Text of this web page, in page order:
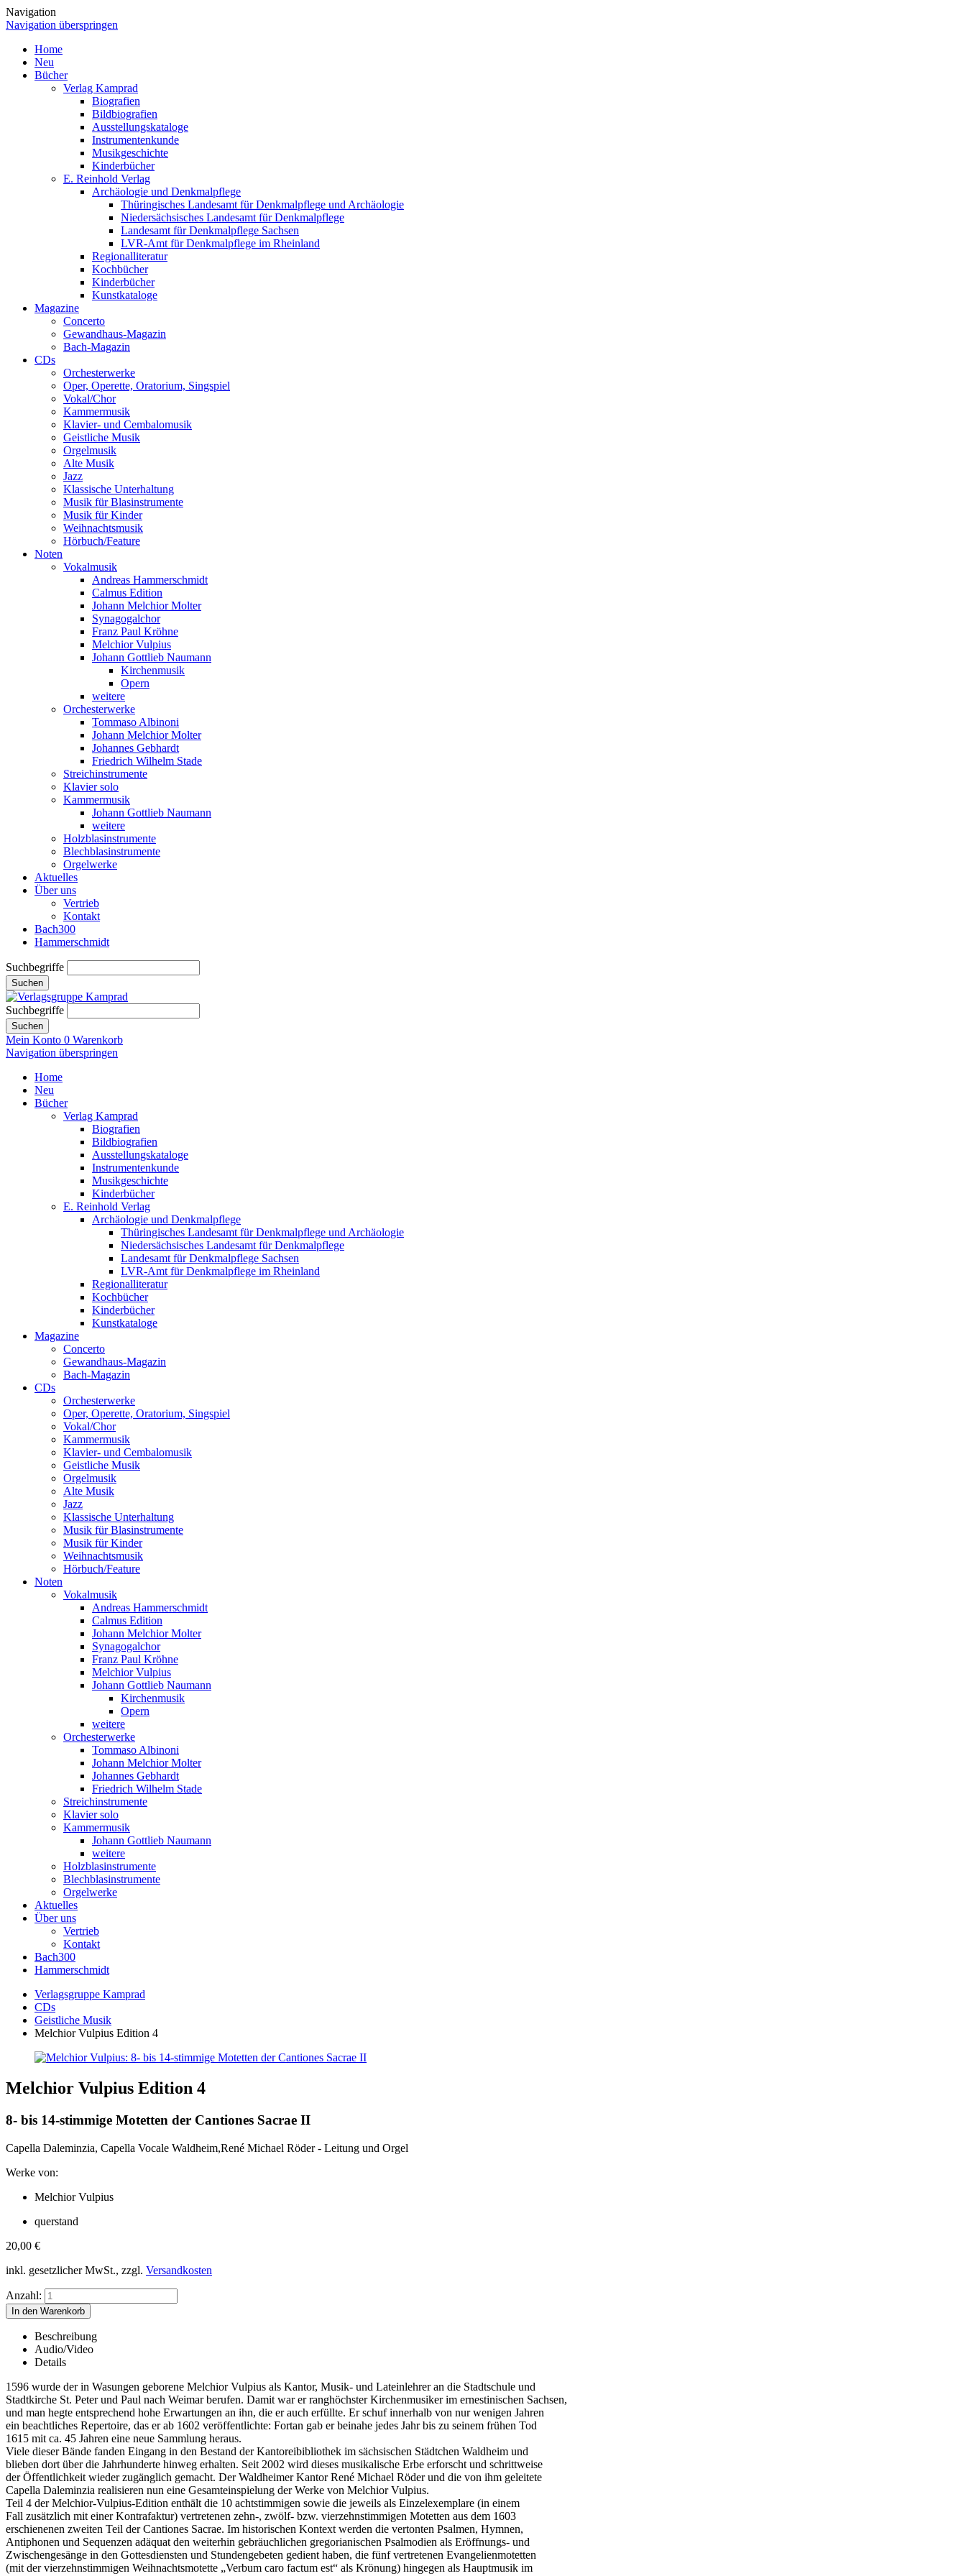
Navigation
Navigation überspringen
Home
Neu
Bücher
Verlag Kamprad
Biografien
Bildbiografien
Ausstellungskataloge
Instrumentenkunde
Musikgeschichte
Kinderbücher
E. Reinhold Verlag
Archäologie und Denkmalpflege
Thüringisches Landesamt für Denkmalpflege und Archäologie
Niedersächsisches Landesamt für Denkmalpflege
Landesamt für Denkmalpflege Sachsen
LVR-Amt für Denkmalpflege im Rheinland
Regionalliteratur
Kochbücher
Kinderbücher
Kunstkataloge
Magazine
Concerto
Gewandhaus-Magazin
Bach-Magazin
CDs
Orchesterwerke
Oper, Operette, Oratorium, Singspiel
Vokal/Chor
Kammermusik
Klavier- und Cembalomusik
Geistliche Musik
Orgelmusik
Alte Musik
Jazz
Klassische Unterhaltung
Musik für Blasinstrumente
Musik für Kinder
Weihnachtsmusik
Hörbuch/Feature
Noten
Vokalmusik
Andreas Hammerschmidt
Calmus Edition
Johann Melchior Molter
Synagogalchor
Franz Paul Kröhne
Melchior Vulpius
Johann Gottlieb Naumann
Kirchenmusik
Opern
weitere
Orchesterwerke
Tommaso Albinoni
Johann Melchior Molter
Johannes Gebhardt
Friedrich Wilhelm Stade
Streichinstrumente
Klavier solo
Kammermusik
Johann Gottlieb Naumann
weitere
Holzblasinstrumente
Blechblasinstrumente
Orgelwerke
Aktuelles
Über uns
Vertrieb
Kontakt
Bach300
Hammerschmidt
Suchbegriffe
Suchen
Suchbegriffe
Suchen
Mein Konto 0 Warenkorb
Navigation überspringen
Home
Neu
Bücher
Verlag Kamprad
Biografien
Bildbiografien
Ausstellungskataloge
Instrumentenkunde
Musikgeschichte
Kinderbücher
E. Reinhold Verlag
Archäologie und Denkmalpflege
Thüringisches Landesamt für Denkmalpflege und Archäologie
Niedersächsisches Landesamt für Denkmalpflege
Landesamt für Denkmalpflege Sachsen
LVR-Amt für Denkmalpflege im Rheinland
Regionalliteratur
Kochbücher
Kinderbücher
Kunstkataloge
Magazine
Concerto
Gewandhaus-Magazin
Bach-Magazin
CDs
Orchesterwerke
Oper, Operette, Oratorium, Singspiel
Vokal/Chor
Kammermusik
Klavier- und Cembalomusik
Geistliche Musik
Orgelmusik
Alte Musik
Jazz
Klassische Unterhaltung
Musik für Blasinstrumente
Musik für Kinder
Weihnachtsmusik
Hörbuch/Feature
Noten
Vokalmusik
Andreas Hammerschmidt
Calmus Edition
Johann Melchior Molter
Synagogalchor
Franz Paul Kröhne
Melchior Vulpius
Johann Gottlieb Naumann
Kirchenmusik
Opern
weitere
Orchesterwerke
Tommaso Albinoni
Johann Melchior Molter
Johannes Gebhardt
Friedrich Wilhelm Stade
Streichinstrumente
Klavier solo
Kammermusik
Johann Gottlieb Naumann
weitere
Holzblasinstrumente
Blechblasinstrumente
Orgelwerke
Aktuelles
Über uns
Vertrieb
Kontakt
Bach300
Hammerschmidt
Verlagsgruppe Kamprad
CDs
Geistliche Musik
Melchior Vulpius Edition 4
Melchior Vulpius Edition 4
8- bis 14-stimmige Motetten der Cantiones Sacrae II
Capella Daleminzia, Capella Vocale Waldheim,René Michael Röder - Leitung und Orgel
Werke von:
Melchior Vulpius
querstand
20,00 €
inkl. gesetzlicher MwSt., zzgl. Versandkosten
Anzahl:
Beschreibung
Audio/Video
Details
1596 wurde der in Wasungen geborene Melchior Vulpius als Kantor, Musik- und Lateinlehrer an die Stadtschule und
Stadtkirche St. Peter und Paul nach Weimar berufen. Damit war er ranghöchster Kirchenmusiker im ernestinischen Sachsen,
und man hegte entsprechend hohe Erwartungen an ihn, die er auch erfüllte. Er schuf innerhalb von nur wenigen Jahren
ein beachtliches Repertoire, das er ab 1602 veröffentlichte: Fortan gab er beinahe jedes Jahr bis zu seinem frühen Tod
1615 mit ca. 45 Jahren eine neue Sammlung heraus.
Viele dieser Bände fanden Eingang in den Bestand der Kantoreibibliothek im sächsischen Städtchen Waldheim und
blieben dort über die Jahrhunderte hinweg erhalten. Seit 2002 wird dieses musikalische Erbe erforscht und schrittweise
der Öffentlichkeit wieder zugänglich gemacht. Der Waldheimer Kantor René Michael Röder und die von ihm geleitete
Capella Daleminzia realisieren nun eine Gesamteinspielung der Werke von Melchior Vulpius.
Teil 4 der Melchior-Vulpius-Edition enthält die 10 achtstimmigen sowie die jeweils als Einzelexemplare (in einem
Fall zusätzlich mit einer Kontrafaktur) vertretenen zehn-, zwölf- bzw. vierzehnstimmigen Motetten aus dem 1603
erschienenen zweiten Teil der Cantiones Sacrae. Im historischen Kontext werden die vertonten Psalmen, Hymnen,
Antiphonen und Sequenzen adäquat den weiterhin gebräuchlichen gregorianischen Psalmodien als Eröffnungs- und
Zwischengesänge in den Gottesdiensten und Stundengebeten gedient haben, die fünf vertretenen Evangelienmotetten
(mit der vierzehnstimmigen Weihnachtsmotette „Verbum caro factum est“ als Krönung) hingegen als Hauptmusik im